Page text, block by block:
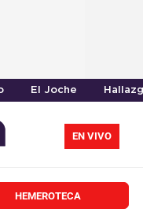
El Joche
EN VIVO
HEMEROTECA